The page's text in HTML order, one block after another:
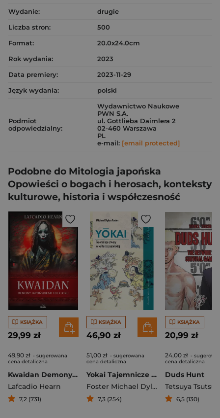
Wydanie:
drugie
Liczba stron:
500
Format:
20.0x24.0cm
Rok wydania:
2023
Data premiery:
2023-11-29
Język wydania:
polski
Podmiot
odpowiedzialny:
Wydawnictwo Naukowe
PWN S.A.
ul. Gottlieba Daimlera 2
02-460 Warszawa
PL
e-mail: [email protected]
Podobne do Mitologia japońska
Opowieści o bogach i herosach, konteksty
kulturowe, historia i współczesność
KSIĄŻKA
29,99 zł
49,90 zł - sugerowana
cena detaliczna
Kwaidan Demony japońskiego folkloru
Lafcadio Hearn
7,2 (731)
KSIĄŻKA
46,90 zł
51,00 zł - sugerowana
cena detaliczna
Yokai Tajemnicze stwory w kulturze japońskiej
Foster Michael Dylan
7,3 (254)
KSIĄŻKA
20,99 zł
24,00 zł -
cena detaliczna
Duds Hunt
Tetsuya Tsutsui
6,5 (130)